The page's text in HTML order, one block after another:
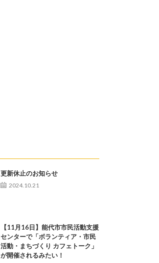
更新休止のお知らせ
2024.10.21
【11月16日】能代市市民活動支援
センターで「ボランティア・市民
活動・まちづくり カフェトーク」
が開催されるみたい！